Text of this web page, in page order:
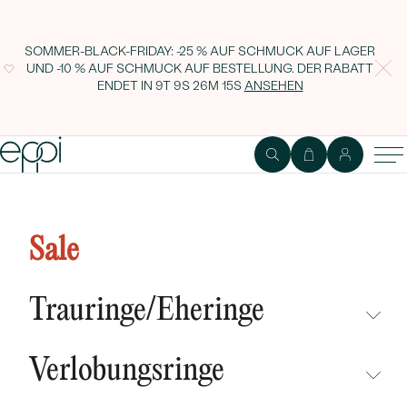
SOMMER-BLACK-FRIDAY: -25 % AUF SCHMUCK AUF LAGER
UND -10 % AUF SCHMUCK AUF BESTELLUNG. DER RABATT
ENDET IN 9T 9S 26M 14S ANSEHEN
Sale
Trauringe/Eheringe
NEUHEITEN
Verlobungsringe
Grown Diamanten Jenoulita